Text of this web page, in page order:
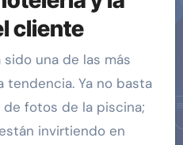
cliente
una de las más
Ya no basta
de fotos de la piscina;
invirtiendo en